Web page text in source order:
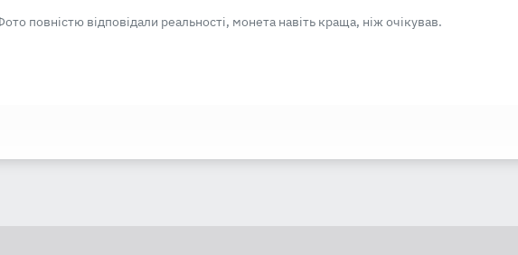
повністю відповідали реальності, монета навіть краща, ніж очікував.